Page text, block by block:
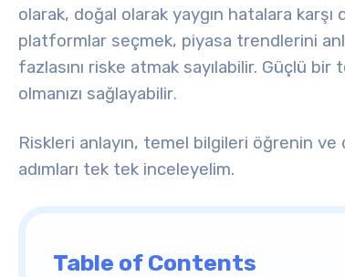
olarak, doğal olarak yaygın hatalara karşı
platformlar seçmek, piyasa trendlerini
fazlasını riske atmak sayılabilir. Güçlü
olmanızı sağlayabilir.
Riskleri anlayın, temel bilgileri öğrenin ve
adımları tek tek inceleyelim.
Table of Contents